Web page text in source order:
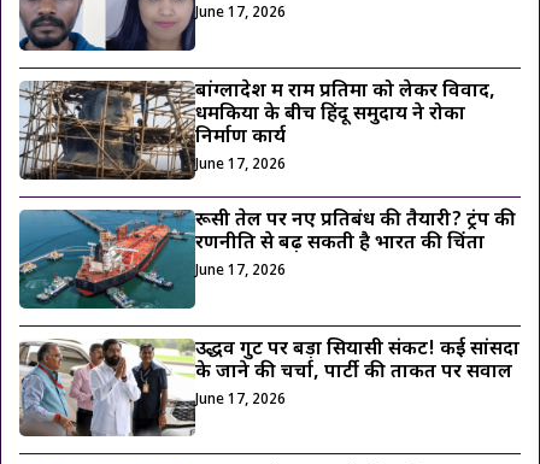
June 17, 2026
बांग्लादेश में राम प्रतिमा को लेकर विवाद,
धमकियों के बीच हिंदू समुदाय ने रोका
निर्माण कार्य
June 17, 2026
रूसी तेल पर नए प्रतिबंध की तैयारी? ट्रंप की
रणनीति से बढ़ सकती है भारत की चिंता
June 17, 2026
उद्धव गुट पर बड़ा सियासी संकट! कई सांसदों
के जाने की चर्चा, पार्टी की ताकत पर सवाल
June 17, 2026